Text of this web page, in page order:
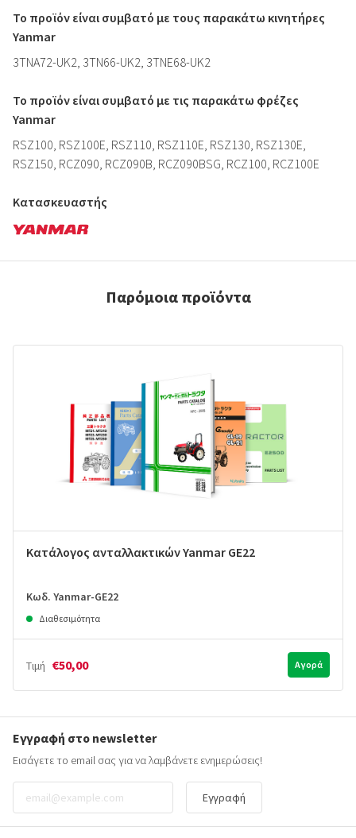
Το προϊόν είναι συμβατό με τους παρακάτω κινητήρες
Yanmar
3TNA72-UK2, 3TN66-UK2, 3TNE68-UK2
Το προϊόν είναι συμβατό με τις παρακάτω φρέζες
Yanmar
RSZ100, RSZ100E, RSZ110, RSZ110E, RSZ130, RSZ130E,
RSZ150, RCZ090, RCZ090B, RCZ090BSG, RCZ100, RCZ100E
Κατασκευαστής
Παρόμοια προϊόντα
Κατάλογος ανταλλακτικών Yanmar GE22
Κωδ. Yanmar-GE22
Διαθεσιμότητα
Τιμή €50,00 Αγορά
Εγγραφή στο newsletter
Εισάγετε το email σας για να λαμβάνετε ενημερώσεις!
Εγγραφή